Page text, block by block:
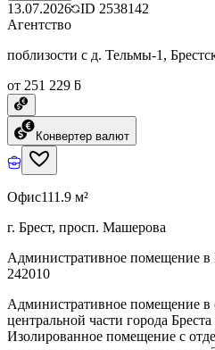
13.07.2026 ID 2538142
Агентство
поблизости с д. Тельмы-1,
от 251 229 ƃ
Конвертер валют
Офис111.9 м²
г. Брест, просп. Машерова
Административное помещение в
242010
Административное помещение в
центральной части города
Изолированное помещение с